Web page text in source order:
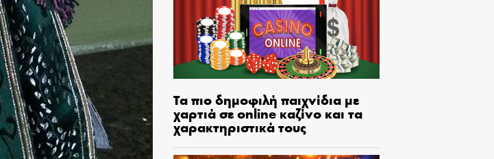
Τα πιο δημοφιλή παιχνίδια με
χαρτιά σε online καζίνο και τα
χαρακτηριστικά τους